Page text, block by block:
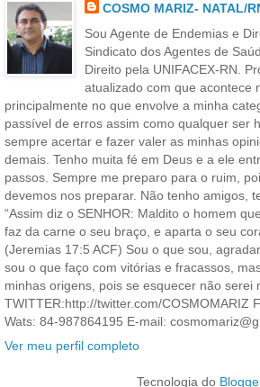
COSMO MARIZ- NATAL/
Sou Agente de Endemias e
Sindicato dos Agentes de
Direito pela UNIFACEX-RN.
atualizado com que acontece
principalmente no que envolve a minha
passível de erros assim como qualquer ser
sempre acertar e fazer valer as minhas
demais. Tenho muita fé em Deus e a ele
passos. Sempre me preparo para o ruim,
devemos nos preparar. Não tenho amigos,
“Assim diz o SENHOR: Maldito o homem
faz da carne o seu braço, e aparta o seu
(Jeremias 17:5 ACF) Sou o que sou,
sou o que faço com vitórias e fracassos,
minhas origens, pois se esquecer não serei
TWITTER:http://twitter.com/COSMOMARIZ
Wats: 84-987864195 E-mail:
Ver meu perfil completo
Tecnologia do